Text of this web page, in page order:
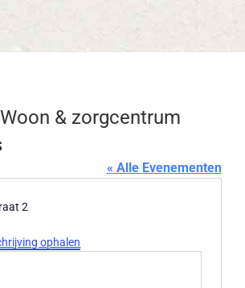
& zorgcentrum
« Alle Evenementen
2
ophalen